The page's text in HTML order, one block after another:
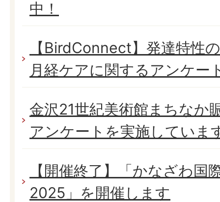
中！
【BirdConnect】発達特性
月経ケアに関するアンケー
金沢21世紀美術館まちなか
アンケートを実施していま
【開催終了】「かなざわ国
2025」を開催します